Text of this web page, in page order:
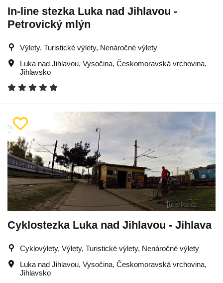
In-line stezka Luka nad Jihlavou -
Petrovický mlýn
Výlety, Turistické výlety, Nenáročné výlety
Luka nad Jihlavou, Vysočina, Českomoravská vrchovina,
Jihlavsko
Cyklostezka Luka nad Jihlavou - Jihlava
Cyklovýlety, Výlety, Turistické výlety, Nenáročné výlety
Luka nad Jihlavou, Vysočina, Českomoravská vrchovina,
Jihlavsko